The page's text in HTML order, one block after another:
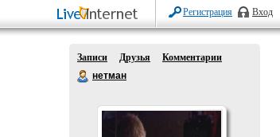
Регистрация Вход
Записи Друзья
Комментарии
нетман